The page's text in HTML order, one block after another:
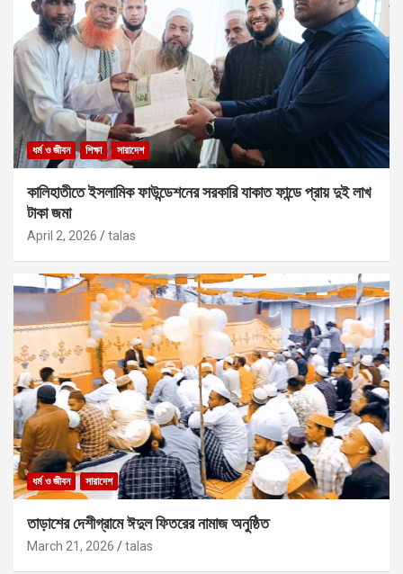
ধর্ম ও জীবন শিক্ষা সারাদেশ
কালিহাতীতে ইসলামিক ফাউন্ডেশনের সরকারি যাকাত ফান্ডে প্রায় দুই লাখ
টাকা জমা
April 2, 2026 talas
ধর্ম ও জীবন সারাদেশ
তাড়াশের দেশীগ্রামে ঈদুল ফিতরের নামাজ অনুষ্ঠিত
March 21, 2026 talas